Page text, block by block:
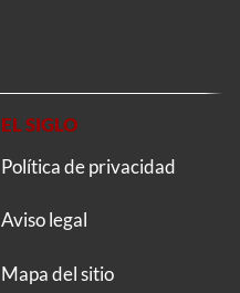
EL SIGLO
Política de privacidad
Aviso legal
Mapa del sitio